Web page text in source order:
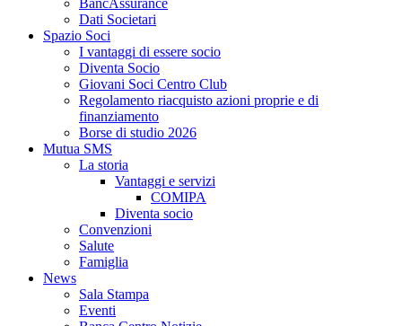
BancAssurance
Dati Societari
Spazio Soci
I vantaggi di essere socio
Diventa Socio
Giovani Soci Centro Club
Regolamento riacquisto azioni proprie e di
finanziamento
Borse di studio 2026
Mutua SMS
La storia
Vantaggi e servizi
COMIPA
Diventa socio
Convenzioni
Salute
Famiglia
News
Sala Stampa
Eventi